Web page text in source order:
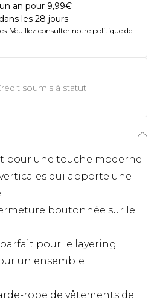
an pour 9,99€
les 28 jours
Veuillez consulter notre politique de
soumis à statut
pour une touche moderne
qui apporte une
boutonnée sur le
pour le layering
un ensemble
robe de vêtements de